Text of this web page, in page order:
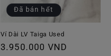
Đã bán hết
Ví Dài LV Taiga Used
Giá
3.950.000 VND